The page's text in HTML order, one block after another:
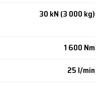
30 kN (3 000 kg)
1 600 Nm
25 l/min